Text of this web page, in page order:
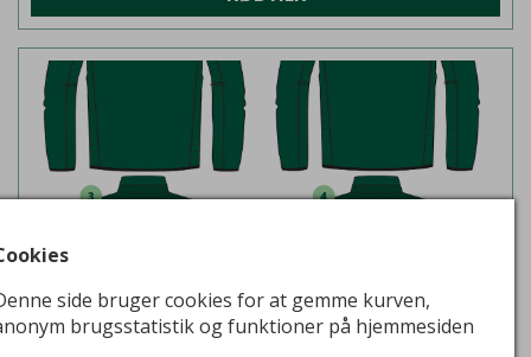
Kampagnejakke C-Next grøn m. eget rygtryk
side bruger cookies for at gemme kurven,
brugsstatistik og funktioner på hjemmesiden